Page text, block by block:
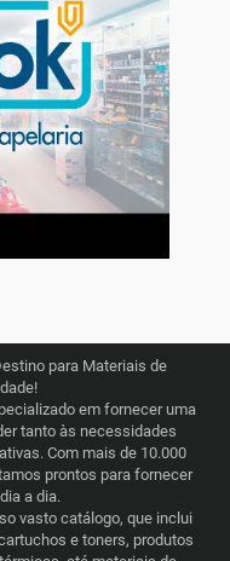
para Materiais de
em fornecer uma
tanto às necessidades
Com mais de 10.000
prontos para fornecer
a dia.
vasto catálogo, que inclui
e toners, produtos